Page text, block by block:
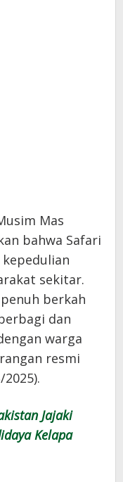
Mas
bahwa Safari
sekitar.
berkah
dan
warga
resmi
Jajaki
Kelapa